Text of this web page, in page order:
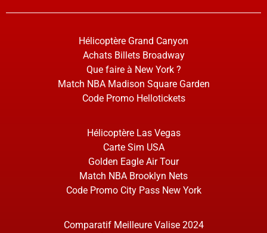
Hélicoptère Grand Canyon
Achats Billets Broadway
Que faire à New York ?
Match NBA Madison Square Garden
Code Promo Hellotickets
Hélicoptère Las Vegas
Carte Sim USA
Golden Eagle Air Tour
Match NBA Brooklyn Nets
Code Promo City Pass New York
Comparatif Meilleure Valise 2024